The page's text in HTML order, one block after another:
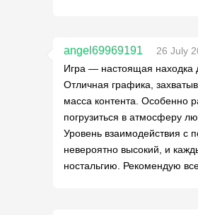
angel69969191
26 July
Игра — настоящая находка
Отличная графика,
масса контента. Особенно
погрузиться в атмосферу
Уровень взаимодействия с
невероятно высокий, и
ностальгию. Рекомендую